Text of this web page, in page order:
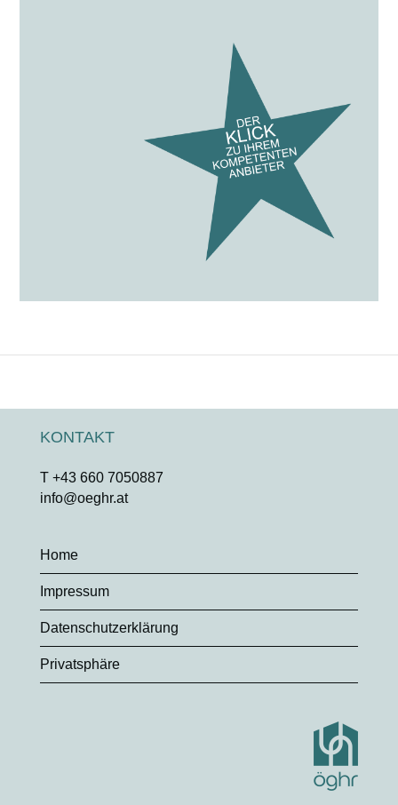
KONTAKT
T +43 660 7050887
info@oeghr.at
Home
Impressum
Datenschutzerklärung
Privatsphäre